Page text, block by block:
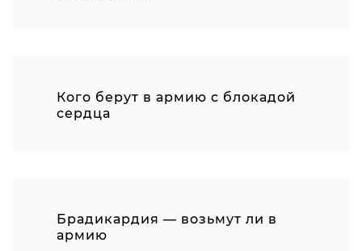
Кого берут в армию с блокадой
сердца
Брадикардия — возьмут ли в
армию